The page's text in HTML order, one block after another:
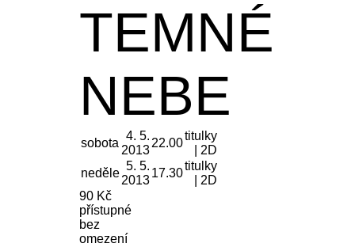
TEMNÉ
NEBE
sobota
4. 5.
2013
22.00
titulky
| 2D
neděle
5. 5.
2013
17.30
titulky
| 2D
90 Kč
přístupné
bez
omezení